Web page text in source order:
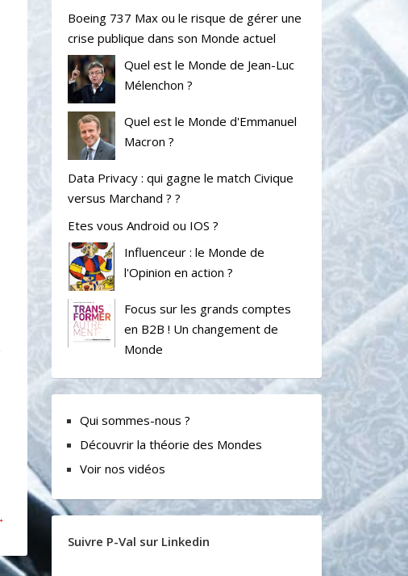
Boeing 737 Max ou le risque de gérer une
crise publique dans son Monde actuel
Quel est le Monde de Jean-Luc
Mélenchon ?
Quel est le Monde d'Emmanuel
Macron ?
Data Privacy : qui gagne le match Civique
versus Marchand ? ?
Etes vous Android ou IOS ?
Influenceur : le Monde de
l'Opinion en action ?
Focus sur les grands comptes
en B2B ! Un changement de
Monde
Qui sommes-nous ?
Découvrir la théorie des Mondes
Voir nos vidéos
Suivre P-Val sur Linkedin